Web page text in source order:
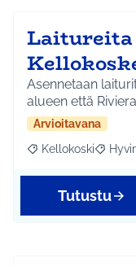
Laitureita
Asennetaan
alueen että
Arvioitavana
Rajaa tulokset
Kellokoski Rajaa
Tutustu